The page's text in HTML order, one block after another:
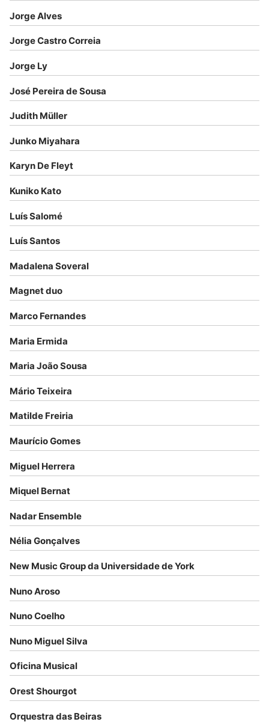
Jorge Alves
Jorge Castro Correia
Jorge Ly
José Pereira de Sousa
Judith Müller
Junko Miyahara
Karyn De Fleyt
Kuniko Kato
Luís Salomé
Luís Santos
Madalena Soveral
Magnet duo
Marco Fernandes
Maria Ermida
Maria João Sousa
Mário Teixeira
Matilde Freiria
Maurício Gomes
Miguel Herrera
Miquel Bernat
Nadar Ensemble
Nélia Gonçalves
New Music Group da Universidade de York
Nuno Aroso
Nuno Coelho
Nuno Miguel Silva
Oficina Musical
Orest Shourgot
Orquestra das Beiras